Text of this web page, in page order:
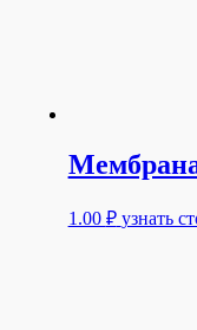
1.00 ₽ узнать